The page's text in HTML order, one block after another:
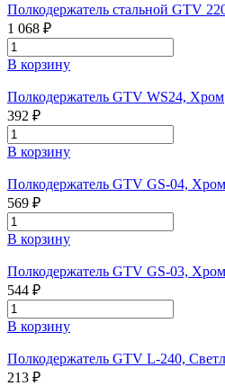
Полкодержатель стальной GTV
1 068 ₽
В корзину
Полкодержатель GTV WS24, Хром
392 ₽
В корзину
Полкодержатель GTV GS-04, Хром
569 ₽
В корзину
Полкодержатель GTV GS-03, Хром
544 ₽
В корзину
Полкодержатель GTV L-240,
213 ₽